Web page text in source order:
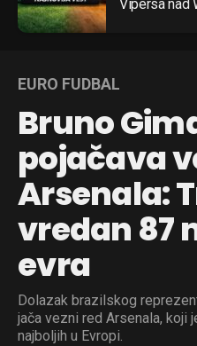
Vipersa nad
EURO FUDBAL
Bruno
pojačava
Arsenala:
vredan 87
evra
Dolazak brazilskog
jača vezni red Arsenala, koji
najboljih u Evropi.